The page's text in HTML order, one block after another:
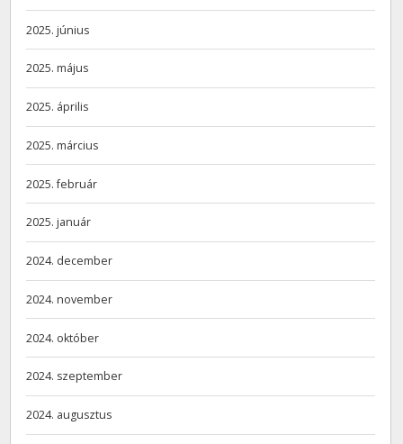
2025. június
2025. május
2025. április
2025. március
2025. február
2025. január
2024. december
2024. november
2024. október
2024. szeptember
2024. augusztus